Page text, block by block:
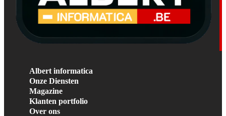
Albert informatica
Onze Diensten
Magazine
Klanten portfolio
Over ons